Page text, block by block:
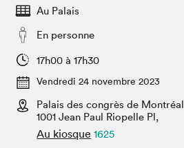
Espace exposant⋅e⋅s
Espace enseignant·e·s
SLM PRO
Salon au Palais
Salon dans la ville et en ligne
Projets partenaires
Au Palais
En personne
17h00 à 17h30
Vendredi 24 novembre 2023
Palais des congrès de Montréal
1001 Jean Paul Riopelle Pl,
Au kiosque 1625